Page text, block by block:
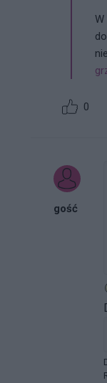
W
0
gość